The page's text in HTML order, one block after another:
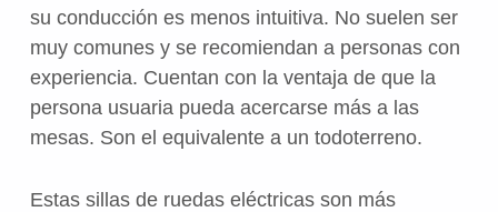
su conducción es menos intuitiva. No suelen ser
muy comunes y se recomiendan a personas con
experiencia. Cuentan con la ventaja de que la
persona usuaria pueda acercarse más a las
mesas. Son el equivalente a un todoterreno.
Estas sillas de ruedas eléctricas son más